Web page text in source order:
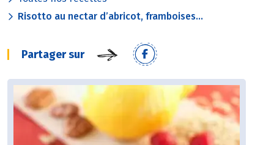
Risotto au nectar d’abricot, framboises...
Partager sur